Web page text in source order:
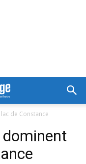
de Constance